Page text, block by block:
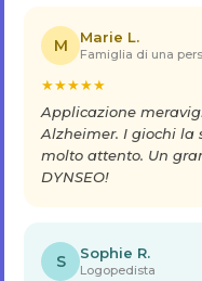
M Marie L.
Famiglia di una
★★★★★
Applicazione
Alzheimer. I giochi la
molto attento. Un
DYNSEO!
S Sophie R.
Logopedista